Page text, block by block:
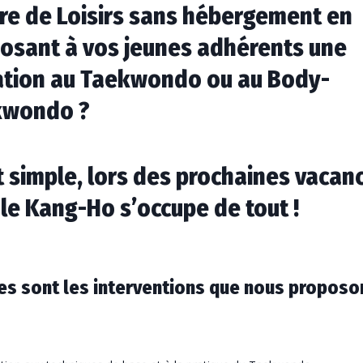
de Loisirs sans hébergement en
à vos jeunes adhérents une
au Taekwondo ou au Body-
?
simple, lors des prochaines
Kang-Ho s’occupe de tout !
sont les interventions que nous